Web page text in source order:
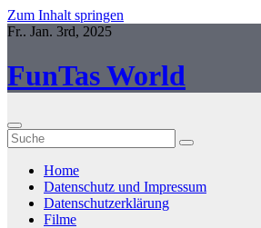
Zum Inhalt springen
Fr.. Jan. 3rd, 2025
FunTas World
Home
Datenschutz und Impressum
Datenschutzerklärung
Filme